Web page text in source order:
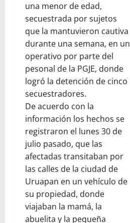
una menor de edad,
secuestrada por sujetos
que la mantuvieron cautiva
durante una semana, en un
operativo por parte del
pesonal de la PGJE, donde
logró la detención de cinco
secuestradores.
De acuerdo con la
información los hechos se
registraron el lunes 30 de
julio pasado, que las
afectadas transitaban por
las calles de la ciudad de
Uruapan en un vehículo de
su propiedad, donde
viajaban la mamá, la
abuelita y la pequeña